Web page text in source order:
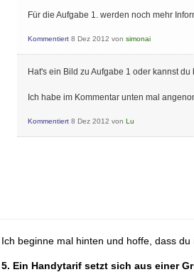
Für die Aufgabe 1. werden noch mehr
Kommentiert 8 Dez 2012 von simonai
Hat's ein Bild zu Aufgabe 1 oder kannst
Ich habe im Kommentar unten mal
Kommentiert 8 Dez 2012 von Lu
Ich beginne mal hinten und hoffe, dass
5. Ein Handytarif setzt sich aus einer